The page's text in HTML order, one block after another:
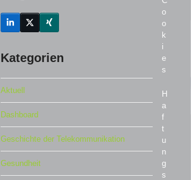
LinkedInTwitter
(deprecated)
Xing
Kategorien
Aktuell
Dashboard
Geschichte der Telekommunikation
Gesundheit
o
o
k
i
e
s
H
a
f
t
u
n
g
s